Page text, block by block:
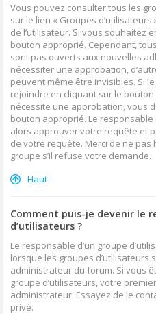
Vous pouvez consulter tous les
sur le lien « Groupes
de l’utilisateur. Si vous souhaitez
bouton approprié. Cependant,
sont pas ouverts aux nouvelles
nécessiter une approbation,
peuvent même être invisibles. Si
rejoindre en cliquant sur le
nécessite une approbation, vous
bouton approprié. Le
alors approuver votre requête et
de votre requête. Merci de ne
groupe s’il refuse votre demande.
Haut
Comment puis-je devenir le
d’utilisateurs ?
Le responsable d’un groupe
lorsque les groupes d’utilisateurs
administrateur du forum. Si vous
groupe d’utilisateurs, votre
administrateur. Essayez de le
privé.